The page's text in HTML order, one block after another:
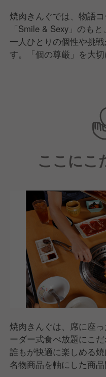
焼肉きんぐでは、物語
「Smile & Sexy」のもと
一人ひとりの個性や挑
す。「個の尊厳」を大切
多様な仲間と共により
ここにこ
焼肉きんぐは、席に座
ーダー式食べ放題にこだ
誰もが快適に楽しめる
名物商品を軸にした商